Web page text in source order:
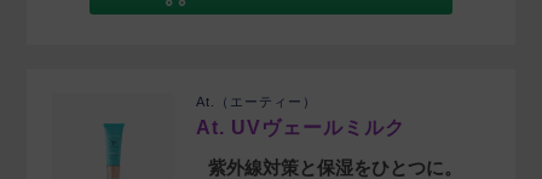
At.（エーティー）
At. UVヴェールミルク
紫外線対策と保湿をひとつに。